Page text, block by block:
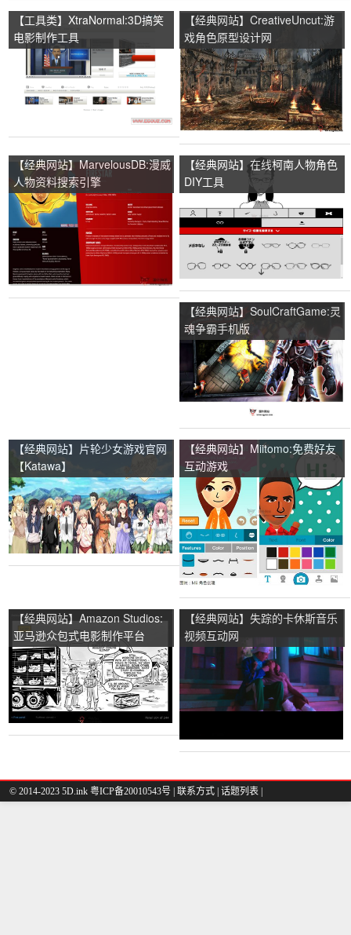
【工具类】XtraNormal:3D搞笑
电影制作工具
【经典网站】CreativeUncut:游
戏角色原型设计网
【经典网站】MarvelousDB:漫威
人物资料搜索引擎
【经典网站】在线柯南人物角色
DIY工具
【经典网站】SoulCraftGame:灵
魂争霸手机版
【经典网站】片轮少女游戏官网
【Katawa】
【经典网站】Miitomo:免费好友
互动游戏
【经典网站】Amazon Studios:
亚马逊众包式电影制作平台
【经典网站】失踪的卡休斯音乐
视频互动网
© 2014-2023 5D.ink 粤ICP备20010543号 联系方式 话题列表